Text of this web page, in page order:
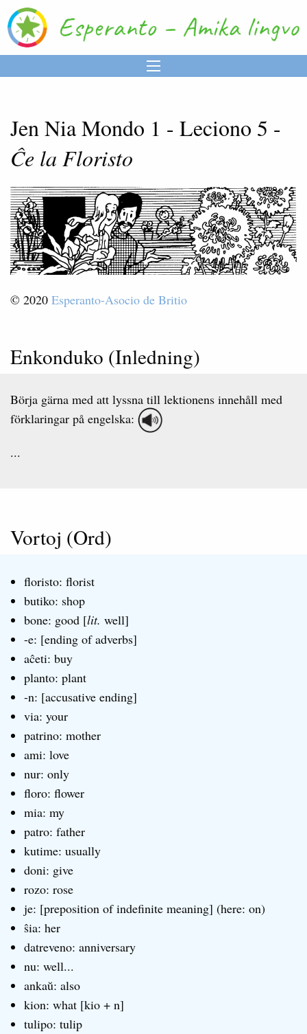
Jen Nia Mondo 1 - Leciono 5 -
Ĉe la Floristo
© 2020 Esperanto-Asocio de Britio
Enkonduko (Inledning)
Börja gärna med att lyssna till lektionens innehåll med
förklaringar på engelska:
...
Vortoj (Ord)
floristo: florist
butiko: shop
bone: good [lit. well]
-e: [ending of adverbs]
aĉeti: buy
planto: plant
-n: [accusative ending]
via: your
patrino: mother
ami: love
nur: only
floro: flower
mia: my
patro: father
kutime: usually
doni: give
rozo: rose
je: [preposition of indefinite meaning] (here: on)
ŝia: her
datreveno: anniversary
nu: well...
ankaŭ: also
kion: what [kio + n]
tulipo: tulip